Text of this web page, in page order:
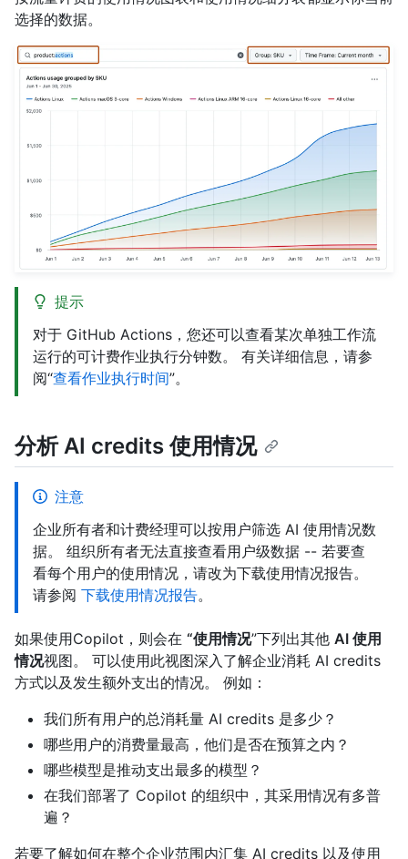
选择的数据。
提示
对于 GitHub Actions，您还可以查看某次单独工作流
运行的可计费作业执行分钟数。 有关详细信息，请参
阅“查看作业执行时间”。
分析 AI credits 使用情况
注意
企业所有者和计费经理可以按用户筛选 AI 使用情况数
据。 组织所有者无法直接查看用户级数据 -- 若要查
看每个用户的使用情况，请改为下载使用情况报告。
请参阅 下载使用情况报告。
如果使用Copilot，则会在 “使用情况”下列出其他 AI 使用
情况视图。 可以使用此视图深入了解企业消耗 AI credits
方式以及发生额外支出的情况。 例如：
我们所有用户的总消耗量 AI credits 是多少？
哪些用户的消费量最高，他们是否在预算之内？
哪些模型是推动支出最多的模型？
在我们部署了 Copilot 的组织中，其采用情况有多普
遍？
若要了解如何在整个企业范围内汇集 AI credits 以及使用